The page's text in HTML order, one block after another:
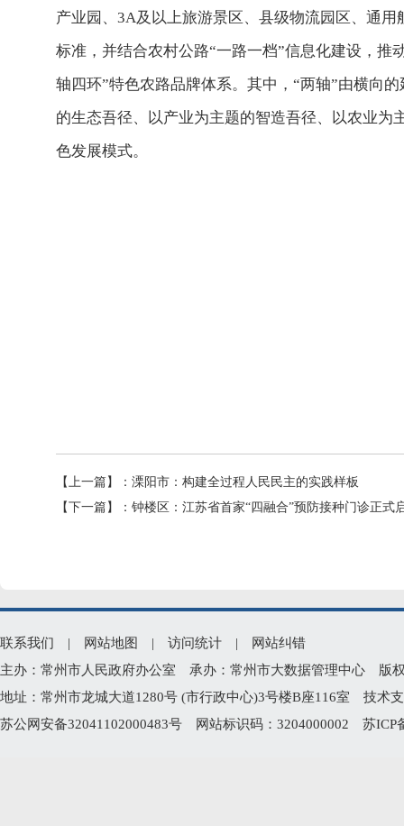
产业园、3A及以上旅游景区、县级物流园区、通
标准，并结合农村公路“一路一档”信息化建设，推
轴四环”特色农路品牌体系。其中，“两轴”由横向
的生态吾径、以产业为主题的智造吾径、以农业为
色发展模式。
【上一篇】： 溧阳市：构建全过程人民民主的实践样板
【下一篇】： 钟楼区：江苏省首家“四融合”预防接种门诊正式
联系我们 | 网站地图 | 访问统计 |
网站纠错
主办：常州市人民政府办公室 承办：常州市大数据管理中心 版
地址：常州市龙城大道1280号 (市行政中心)3号楼B座116室 技术
苏公网安备32041102000483号 网站标识码：3204000002 苏ICP